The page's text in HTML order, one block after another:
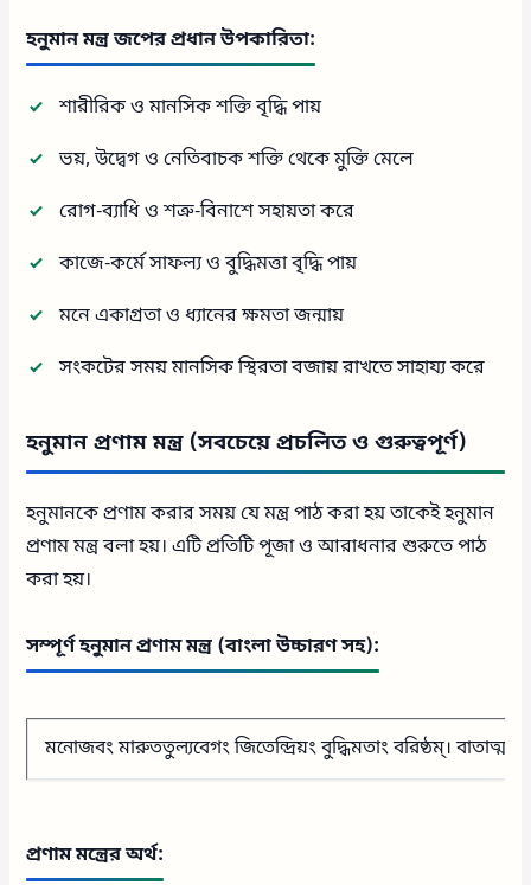
হনুমান মন্ত্র জপের প্রধান উপকারিতা:
শারীরিক ও মানসিক শক্তি বৃদ্ধি পায়
ভয়, উদ্বেগ ও নেতিবাচক শক্তি থেকে মুক্তি মেলে
রোগ-ব্যাধি ও শত্রু-বিনাশে সহায়তা করে
কাজে-কর্মে সাফল্য ও বুদ্ধিমত্তা বৃদ্ধি পায়
মনে একাগ্রতা ও ধ্যানের ক্ষমতা জন্মায়
সংকটের সময় মানসিক স্থিরতা বজায় রাখতে সাহায্য করে
হনুমান প্রণাম মন্ত্র (সবচেয়ে প্রচলিত ও গুরুত্বপূর্ণ)
হনুমানকে প্রণাম করার সময় যে মন্ত্র পাঠ করা হয় তাকেই হনুমান
প্রণাম মন্ত্র বলা হয়। এটি প্রতিটি পূজা ও আরাধনার শুরুতে পাঠ
করা হয়।
সম্পূর্ণ হনুমান প্রণাম মন্ত্র (বাংলা উচ্চারণ সহ):
মনোজবং মারুততুল্যবেগং জিতেন্দ্রিয়ং বুদ্ধিমতাং বরিষ্ঠম্।
প্রণাম মন্ত্রের অর্থ: